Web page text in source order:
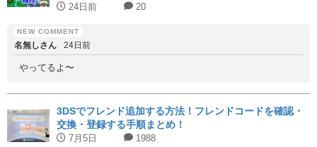
24日前 20
名無しさん 24日前
やってるよ〜
3DSでフレンド追加する方法！フレンドコードを確認・
交換・登録する手順まとめ！
7月5日 1988